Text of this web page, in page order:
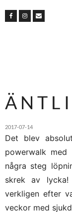
Ä N T L
2017-07-14
Det blev
powerwalk
några steg
skrek av
verkligen efter
veckor med